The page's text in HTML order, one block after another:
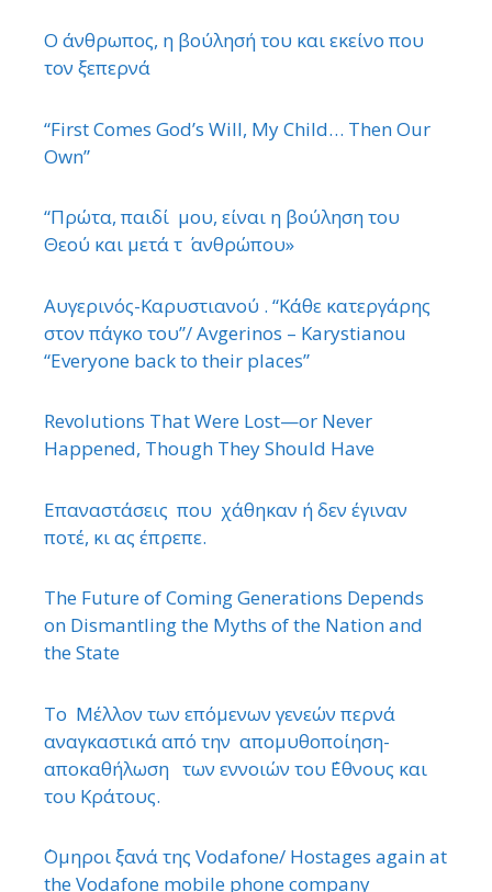
Ο άνθρωπος, η βούλησή του και εκείνο που
τον ξεπερνά
“First Comes God’s Will, My Child… Then Our
Own”
“Πρώτα, παιδί μου, είναι η βούληση του
Θεού και μετά τ ΄ ανθρώπου»
Αυγερινός-Καρυστιανού . “Κάθε κατεργάρης
στον πάγκο του”/ Avgerinos – Karystianou
“Εveryone back to their places”
Revolutions That Were Lost—or Never
Happened, Though They Should Have
Επαναστάσεις που χάθηκαν ή δεν έγιναν
ποτέ, κι ας έπρεπε.
The Future of Coming Generations Depends
on Dismantling the Myths of the Nation and
the State
Το Μέλλον των επόμενων γενεών περνά
αναγκαστικά από την απομυθοποίηση-
αποκαθήλωση των εννοιών του ΄Εθνους και
του Κράτους.
΄Ομηροι ξανά της Vodafone/ Hostages again at
the Vodafone mobile phone company